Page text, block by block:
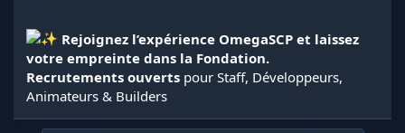
Rejoignez l’expérience OmegaSCP et laissez
votre empreinte dans la Fondation.
Recrutements ouverts pour Staff, Développeurs,
Animateurs & Builders